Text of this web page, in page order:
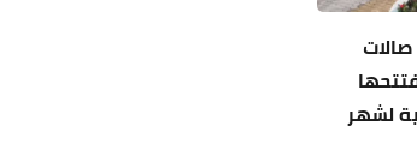
العقم واطفال الانابيب و(3) صالات
لشهر